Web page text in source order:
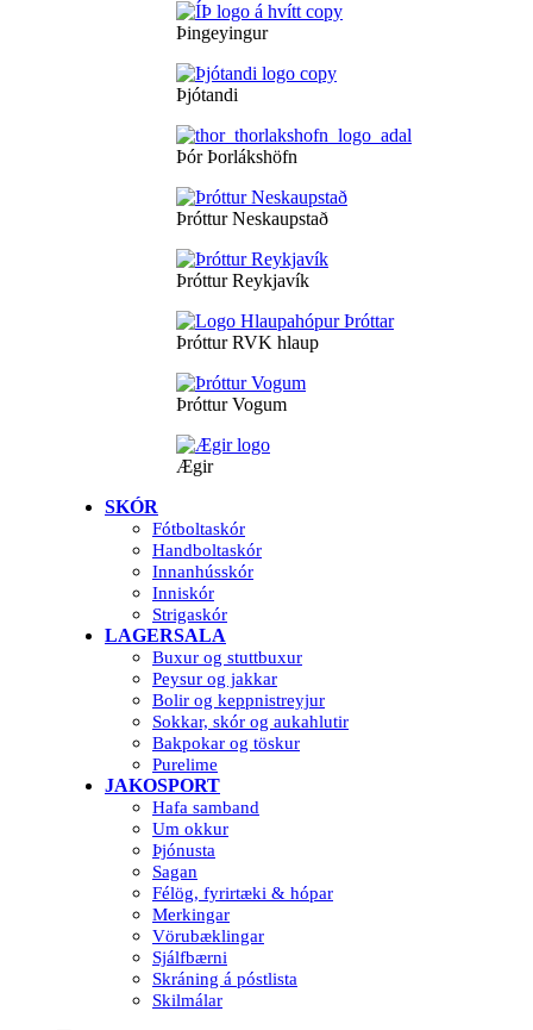
Þingeyingur
Þjótandi
Þór Þorlákshöfn
Þróttur Neskaupstað
Þróttur Reykjavík
Þróttur RVK hlaup
Þróttur Vogum
Ægir
SKÓR
Fótboltaskór
Handboltaskór
Innanhússkór
Inniskór
Strigaskór
LAGERSALA
Buxur og stuttbuxur
Peysur og jakkar
Bolir og keppnistreyjur
Sokkar, skór og aukahlutir
Bakpokar og töskur
Purelime
JAKOSPORT
Hafa samband
Um okkur
Þjónusta
Sagan
Félög, fyrirtæki & hópar
Merkingar
Vörubæklingar
Sjálfbærni
Skráning á póstlista
Skilmálar